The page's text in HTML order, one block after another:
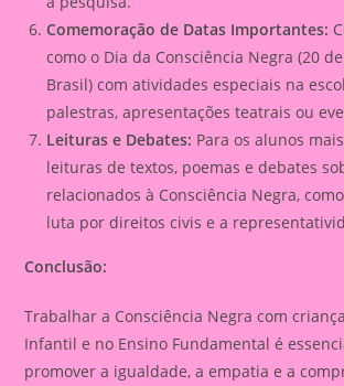
Comemoração de Datas Importantes:
como o Dia da Consciência Negra (20
Brasil) com atividades especiais na
palestras, apresentações teatrais ou
Leituras e Debates: Para os alunos
leituras de textos, poemas e debates
relacionados à Consciência Negra,
luta por direitos civis e a
Conclusão:
Trabalhar a Consciência Negra com
Infantil e no Ensino Fundamental é
promover a igualdade, a empatia e a